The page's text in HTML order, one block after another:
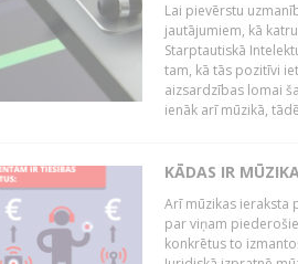
Lai pievērstu
jautājumiem, kā
Starptautiskā
tam, kā tās pozitīvi
aizsardzības lomai
ienāk arī mūzikā,
KĀDAS IR
Arī mūzikas ieraksta
par viņam
konkrētus to